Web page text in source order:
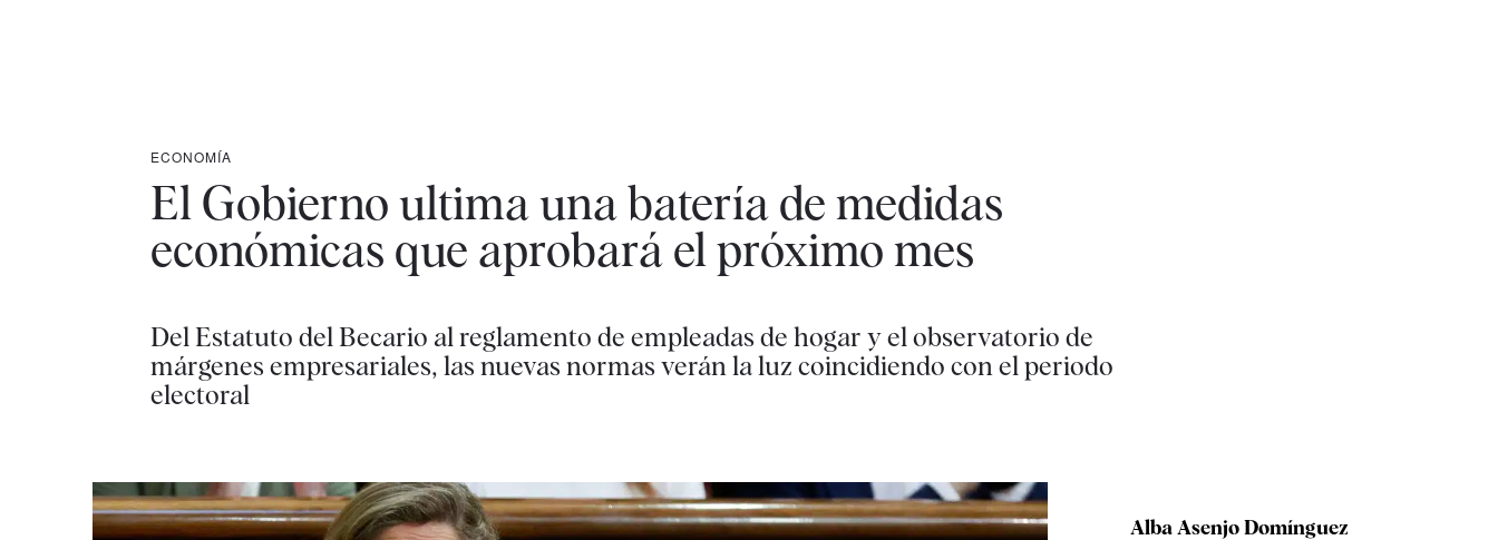
ECONOMÍA
El Gobierno ultima una batería de medidas
económicas que aprobará el próximo mes
Del Estatuto del Becario al reglamento de empleadas de hogar y el observatorio de
márgenes empresariales, las nuevas normas verán la luz coincidiendo con el periodo
electoral
Alba Asenjo Domínguez